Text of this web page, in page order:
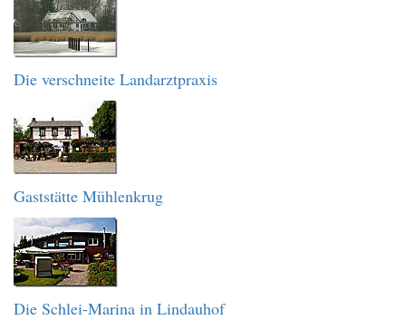
Die verschneite Landarztpraxis
Gaststätte Mühlenkrug
Die Schlei-Marina in Lindauhof